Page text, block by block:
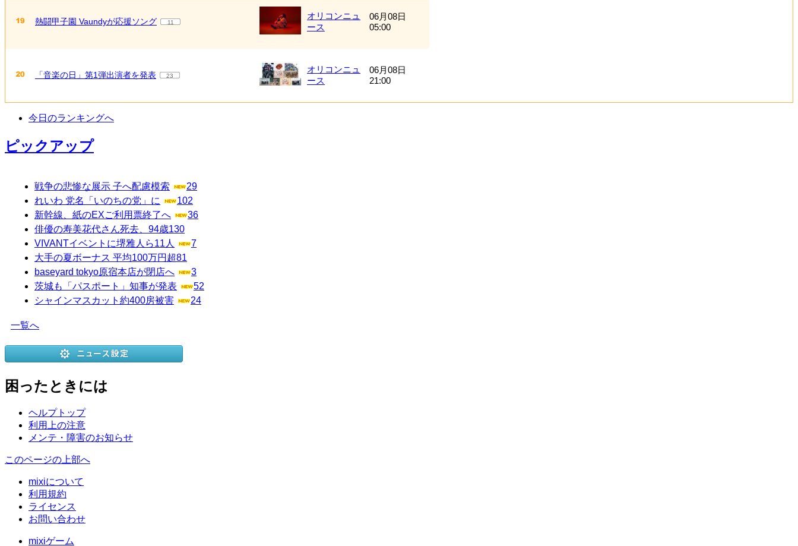
熱闘甲子園 Vaundyが応援ソング 11
オリコンニュ
ース
06月08日
05:00
「音楽の日」第1弾出演者を発表 23
オリコンニュ
ース
06月08日
21:00
今日のランキングへ
ピックアップ
戦争の悲惨な展示 子へ配慮模索
29
れいわ 党名「いのちの党」に
102
新幹線、紙のEXご利用票終了へ
36
俳優の寿美花代さん死去、94歳130
VIVANTイベントに堺雅人ら11人
7
大手の夏ボーナス 平均100万円超81
baseyard tokyo原宿本店が閉店へ
3
茨城も「パスポート」知事が発表
52
シャインマスカット約400房被害
24
一覧へ
困ったときには
ヘルプトップ
利用上の注意
メンテ・障害のお知らせ
このページの上部へ
mixiについて
利用規約
ライセンス
お問い合わせ
mixiゲーム